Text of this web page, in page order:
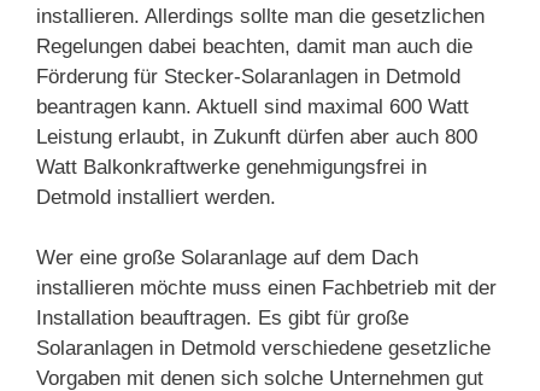
installieren. Allerdings sollte man die gesetzlichen
Regelungen dabei beachten, damit man auch die
Förderung für Stecker-Solaranlagen in Detmold
beantragen kann. Aktuell sind maximal 600 Watt
Leistung erlaubt, in Zukunft dürfen aber auch 800
Watt Balkonkraftwerke genehmigungsfrei in
Detmold installiert werden.
Wer eine große Solaranlage auf dem Dach
installieren möchte muss einen Fachbetrieb mit der
Installation beauftragen. Es gibt für große
Solaranlagen in Detmold verschiedene gesetzliche
Vorgaben mit denen sich solche Unternehmen gut